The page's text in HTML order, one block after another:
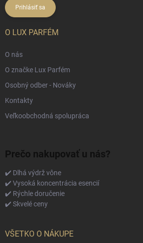
Prihlásiť sa
O LUX PARFÉM
O nás
O značke Lux Parfém
Osobný odber - Nováky
Kontakty
Veľkoobchodná spolupráca
Prečo nakupovať u nás?
✔️ Dlhá výdrž vône
✔️ Vysoká koncentrácia esencií
✔️ Rýchle doručenie
✔️ Skvelé ceny
VŠETKO O NÁKUPE